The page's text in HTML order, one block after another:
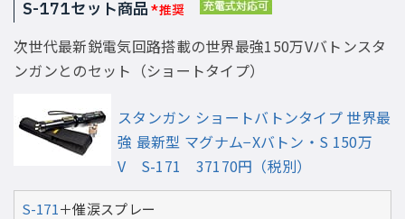
S-171セット商品 *推奨
次世代最新鋭電気回路搭載の世界最強150万Vバトンスタ
ンガンとのセット（ショートタイプ）
スタンガン ショートバトンタイプ 世界最
強 最新型 マグナム−Xバトン・S 150万
V S-171 37170円（税別）
S-171＋催涙スプレー